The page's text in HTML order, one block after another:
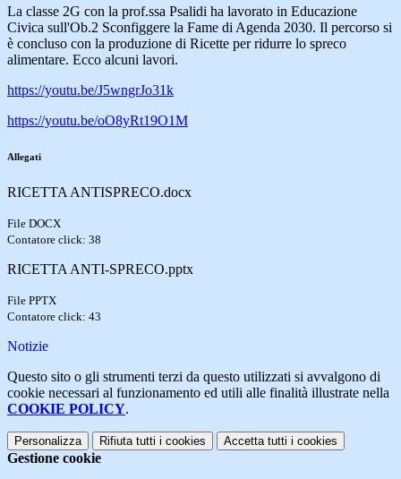
La classe 2G con la prof.ssa Psalidi ha lavorato in Educazione
Civica sull'Ob.2 Sconfiggere la Fame di Agenda 2030. Il percorso si
è concluso con la produzione di Ricette per ridurre lo spreco
alimentare. Ecco alcuni lavori.
https://youtu.be/J5wngrJo31k
https://youtu.be/oO8yRt19O1M
Allegati
RICETTA ANTISPRECO.docx
File DOCX
Contatore click: 38
RICETTA ANTI-SPRECO.pptx
File PPTX
Contatore click: 43
Notizie
Questo sito o gli strumenti terzi da questo utilizzati si avvalgono di
cookie necessari al funzionamento ed utili alle finalità illustrate nella
COOKIE POLICY.
Personalizza Rifiuta tutti i cookies Accetta tutti i cookies
Gestione cookie